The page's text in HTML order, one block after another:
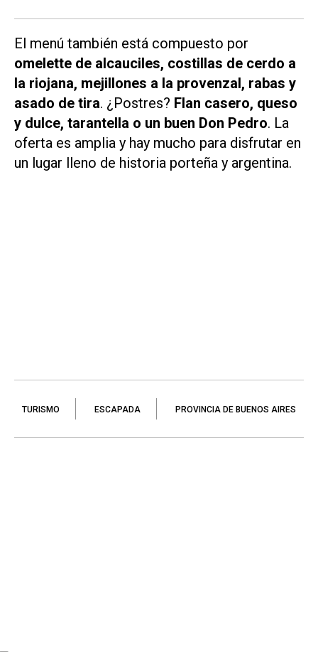
El menú también está compuesto por
omelette de alcauciles, costillas de cerdo a
la riojana, mejillones a la provenzal, rabas y
asado de tira. ¿Postres? Flan casero, queso
y dulce, tarantella o un buen Don Pedro. La
oferta es amplia y hay mucho para disfrutar en
un lugar lleno de historia porteña y argentina.
TURISMO ESCAPADA PROVINCIA DE BUENOS AIRES